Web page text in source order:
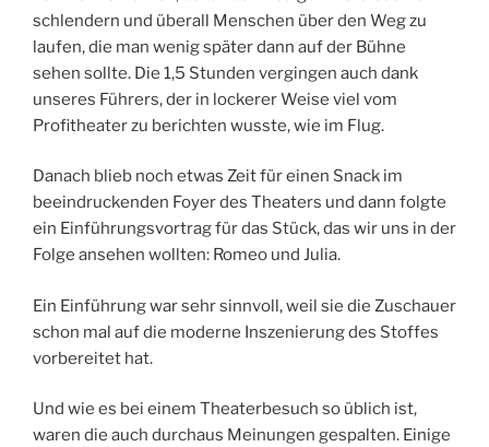
schlendern und überall Menschen über den Weg zu
laufen, die man wenig später dann auf der Bühne
sehen sollte. Die 1,5 Stunden vergingen auch dank
unseres Führers, der in lockerer Weise viel vom
Profitheater zu berichten wusste, wie im Flug.
Danach blieb noch etwas Zeit für einen Snack im
beeindruckenden Foyer des Theaters und dann folgte
ein Einführungsvortrag für das Stück, das wir uns in der
Folge ansehen wollten: Romeo und Julia.
Ein Einführung war sehr sinnvoll, weil sie die Zuschauer
schon mal auf die moderne Inszenierung des Stoffes
vorbereitet hat.
Und wie es bei einem Theaterbesuch so üblich ist,
waren die auch durchaus Meinungen gespalten. Einige